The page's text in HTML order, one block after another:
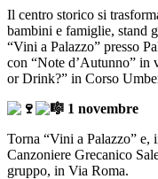
Il centro storico si
bambini e famiglie, stand
“Vini a Palazzo” presso
con “Note d’Autunno”
or Drink?” in Corso
1 novembre
Torna “Vini a Palazzo” e,
Canzoniere Grecanico
gruppo, in Via Roma.